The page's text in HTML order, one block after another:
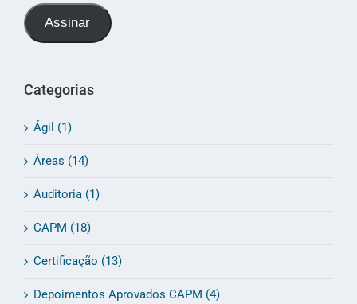
e-
mailAssinar
Categorias
Ágil (1)
Áreas (14)
Auditoria (1)
CAPM (18)
Certificação (13)
Depoimentos Aprovados CAPM (4)